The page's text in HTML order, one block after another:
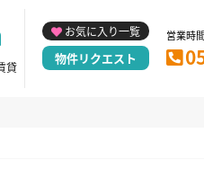
貸
お気に入り一覧
物件リクエスト
営業時